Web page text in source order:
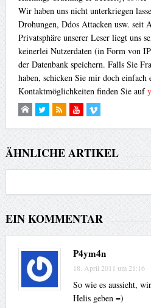
Wir haben uns nicht unterkriegen
Drohungen, Ddos Attacken usw. seit
Privatsphäre unserer Leser liegt uns
keinerlei Nutzerdaten (in Form von
der Datenbank speichern. Falls Sie
haben, schicken Sie mir doch einfach
Kontaktmöglichkeiten finden Sie auf
ÄHNLICHE ARTIKEL
EIN KOMMENTAR
P4ym4n
18. April 2011 um 21:16
So wie es aussieht,
Helis geben =)